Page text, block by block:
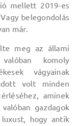
mellett 2019-es
belegondolás
már.
meg az állami
komoly
vágyainak
volt minden
aminek
gazdagok
hogy antik